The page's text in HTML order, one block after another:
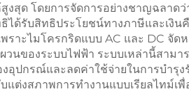
สุด โดยการจัดการอย่างชาญฉลาด
ได้รับสิทธิประโยชน์ทางภาษีและเงิ
ะไมโครกริดแบบ AC และ DC จัด
นของระบบไฟฟ้า ระบบเหล่านี้สาม
อุปกรณ์และลดค่าใช้จ่ายในการบำรุ
ต่งสภาพการทำงานแบบเรียลไทม์เ